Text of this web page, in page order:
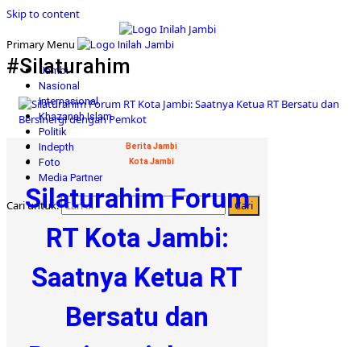
Skip to content
Primary Menu
Jambi
Nasional
Internasional
Khazanah Islam
Politik
Indepth
Foto
Media Partner
Cari untuk:
#Silaturahim
Berita Jambi
Kota Jambi
Silaturahim Forum
RT Kota Jambi:
Saatnya Ketua RT
Bersatu dan